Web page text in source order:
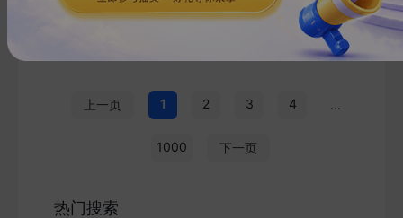
H***
10页
上一页 1 2 3 4 ...
1000 下一页
热门搜索